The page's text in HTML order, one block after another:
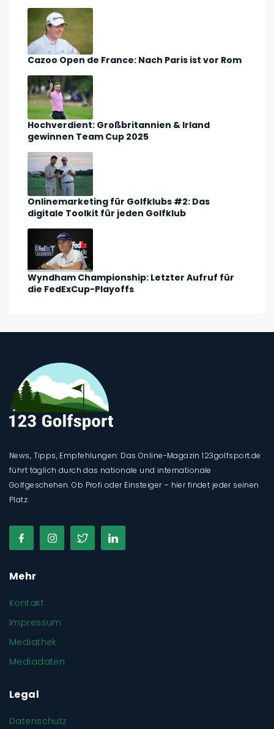
Cazoo Open de France: Nach Paris ist vor Rom
Hochverdient: Großbritannien & Irland
gewinnen Team Cup 2025
Onlinemarketing für Golfklubs #2: Das
digitale Toolkit für jeden Golfklub
Wyndham Championship: Letzter Aufruf für
die FedExCup-Playoffs
News, Tipps, Empfehlungen: Das Online-Magazin 123golfsport.de
führt täglich durch das nationale und internationale
Golfgeschehen. Ob Profi oder Einsteiger – hier findet jeder seinen
Platz.
Mehr
Kontakt
Impressum
Mediathek
Mediadaten
Legal
Datenschutz